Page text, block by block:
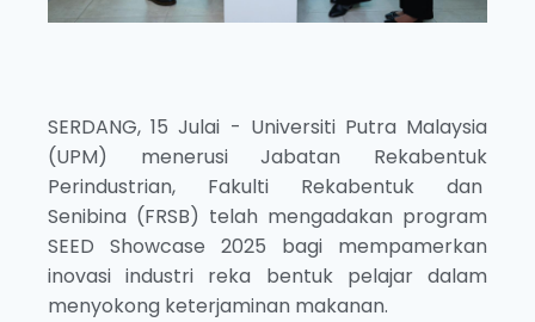
SERDANG, 15 Julai - Universiti Putra Malaysia
(UPM) menerusi Jabatan Rekabentuk
Perindustrian, Fakulti Rekabentuk dan
Senibina (FRSB) telah mengadakan program
SEED Showcase 2025 bagi mempamerkan
inovasi industri reka bentuk pelajar dalam
menyokong keterjaminan makanan.